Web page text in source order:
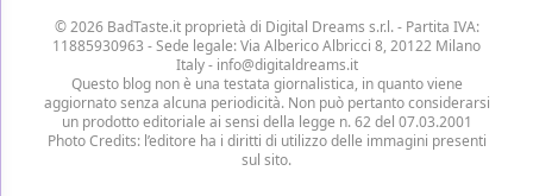
© 2026 BadTaste.it proprietà di Digital Dreams s.r.l.- Partita IVA:
11885930963 - Sede legale: Via Alberico Albricci 8, 20122 Milano
Italy - info@digitaldreams.it
Questo blog non è una testata giornalistica, in quanto viene
aggiornato senza alcuna periodicità. Non può pertanto considerarsi
un prodotto editoriale ai sensi della legge n. 62 del 07.03.2001
Photo Credits: l’editore ha i diritti di utilizzo delle immagini presenti
sul sito.